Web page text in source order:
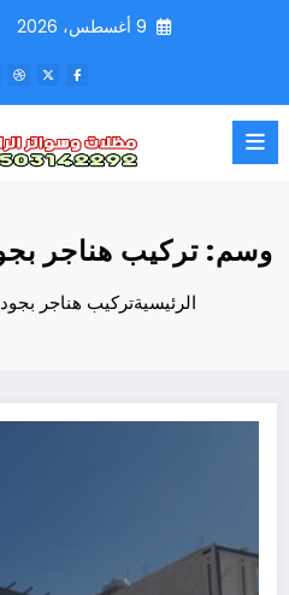
9 أغسطس، 2026
وسم: تركيب هناجر
الرئيسيةتركيب هناجر